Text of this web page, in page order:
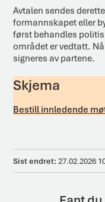
Avtalen sendes
formannskapet eller
først behandles
området er vedtatt.
signeres av partene.
Skjema
Bestill innledende
Sist endret 27.02.2026